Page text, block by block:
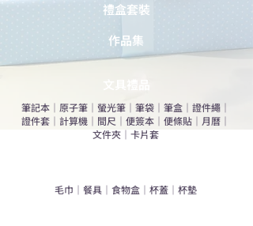
禮盒套裝
作品集
​文具禮品
筆記本 ｜ 原子筆 ｜ 螢光筆 ｜ 筆袋 ｜ 筆盒 ｜ 證件繩 ｜
證件套 ｜ 計算機 ｜ 間尺 ｜ 便簽本 ｜ 便條貼 ｜ 月曆 ｜
文件夾 ｜ 卡片套
​毛巾 ｜ 餐具 ｜ 食物盒 ｜ 杯蓋 ｜ 杯墊